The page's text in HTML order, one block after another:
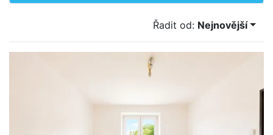
Řadit od: Nejnovější